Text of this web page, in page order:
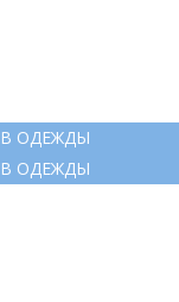
ОДЕЖДЫ
ОДЕЖДЫ